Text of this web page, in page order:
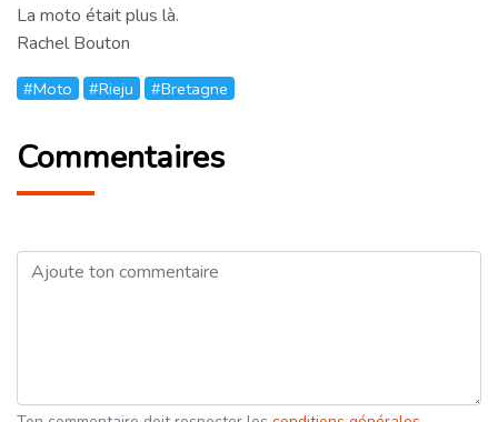
La moto était plus là.
Rachel Bouton
#Moto #Rieju #Bretagne
Commentaires